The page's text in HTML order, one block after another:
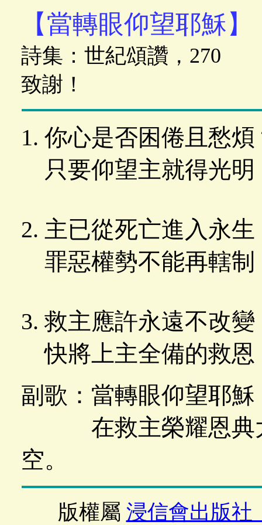
【當轉眼仰望耶穌】
詩集：世紀頌讚，
致謝！
你心是否困倦且愁
只要仰望主就得光
主已從死亡進入永
罪惡權勢不能再轄
救主應許永遠不改
快將上主全備的救
副歌：當轉眼仰望耶
在救主榮耀恩典大
空。
版權屬 浸信會出版社